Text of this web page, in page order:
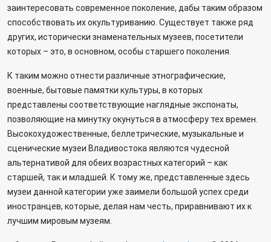
заинтересовать современное поколение, дабы таким образом
способствовать их окультуриванию. Существует также ряд
других, исторически знаменательных музеев, посетители
которых – это, в основном, особы старшего поколения.
К таким можно отнести различные этнографические,
военные, бытовые памятки культуры, в которых
представлены соответствующие наглядные экспонаты,
позволяющие на минутку окунуться в атмосферу тех времен.
Высокохудожественные, беллетрические, музыкальные и
сценические музеи Владивостока являются чудесной
альтернативой для обеих возрастных категорий – как
старшей, так и младшей. К тому же, представленные здесь
музеи данной категории уже заимели большой успех среди
иностранцев, которые, делая нам честь, приравнивают их к
лучшим мировым музеям.